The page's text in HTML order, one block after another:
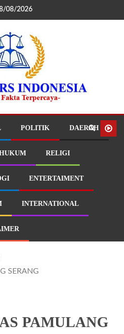
08/2026
POLITIK DAERAH
RELIGI
ENTERTAIMENT
INTERNATIONAL
SERANG
PAMULANG